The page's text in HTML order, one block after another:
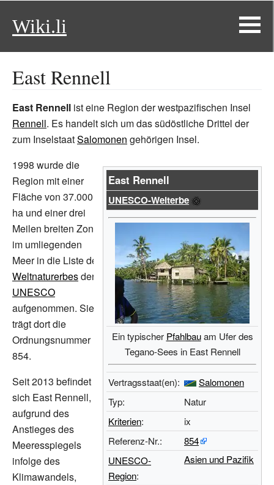
Wiki.li
East Rennell
East Rennell ist eine Region der westpazifischen Insel
Rennell. Es handelt sich um das südöstliche Drittel der
zum InselstaatSalomonen gehörigen Insel.
East Rennell
UNESCO-Welterbe
Ein typischer Pfahlbauam Ufer des
Tegano-Sees in East Rennell
Vertragsstaat(en):
Salomonen
Typ:
Natur
Kriterien:
ix
Referenz-Nr.:
854
UNESCO-
Region:
Asien und Pazifik
1998 wurde die
Region mit einer
Fläche von 37.000
ha und einer drei
Meilen breiten Zone
im umliegenden
Meer in die Liste des
Weltnaturerbesder
UNESCO
aufgenommen. Sie
trägt dort die
Ordnungsnummer
854.
Seit 2013 befindet
sich East Rennell,
aufgrund des
Anstieges des
Meeresspiegels
infolge des
Klimawandels,